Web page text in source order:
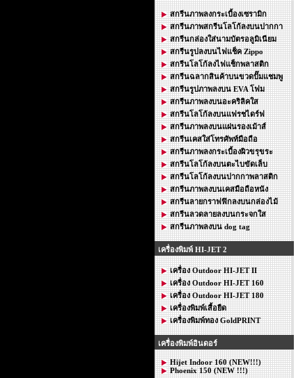
สกรีนภาพลงกระเบื้องเซรามิก
สกรีนภาพสกรีนโลโก้ลงบนปากกา
สกรีนกล่องใส่นามบัตรอลูมิเนียม
สกรีนรูปลงบนไฟแช็ค Zippo
สกรีนโลโก้ลงไฟแช็กพลาสติก
สกรีนฉลากสินค้าบนขวดปั๊มแชมพู
สกรีนรูปภาพลงบน EVA โฟม
สกรีนภาพลงบนอะคริลิคใส
สกรีนโลโก้ลงบนแฟรชไดร์ฟ
สกรีนภาพลงบนแผ่นรองเม้าส์
สกรีนเคสใส่โทรศัพท์มือถือ
สกรีนภาพลงกระเบื้องผิวขรุขระ
สกรีนโลโก้ลงบนตะไบขัดเล็บ
สกรีนโลโก้ลงบนปากกาพลาสติก
สกรีนภาพลงบนเคสมือถือหนัง
สกรีนลายกราฟฟิกลงบนกล่องไม้
สกรีนลวดลายลงบนกระจกใส
สกรีนภาพลงบน dog tag
เครื่องพิมพ์ HI-JET 2
เครื่อง Outdoor HI-JET II
เครื่อง Outdoor HI-JET 160
เครื่อง Outdoor HI-JET 180
เครื่องพิมพ์เสื้อยืด
เครื่องพิมพ์ทอง GoldPRINT
เครื่องพิมพ์อินดอร์
Hijet Indoor 160 (NEW!!!)
Phoenix 150 (NEW !!!)